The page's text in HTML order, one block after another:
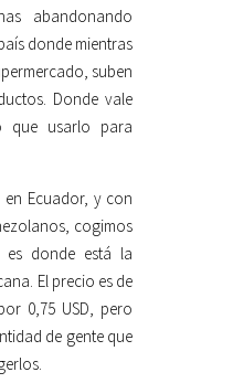
abandonando
donde mientras
suben
Donde vale
que usarlo para
Ecuador, y con
cogimos
donde está la
El precio es de
0,75 USD, pero
de gente que